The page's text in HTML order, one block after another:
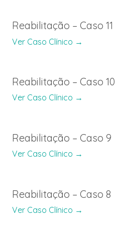
Reabilitação – Caso 11
Ver Caso Clínico →
Reabilitação – Caso 10
Ver Caso Clínico →
Reabilitação – Caso 9
Ver Caso Clínico →
Reabilitação – Caso 8
Ver Caso Clínico →